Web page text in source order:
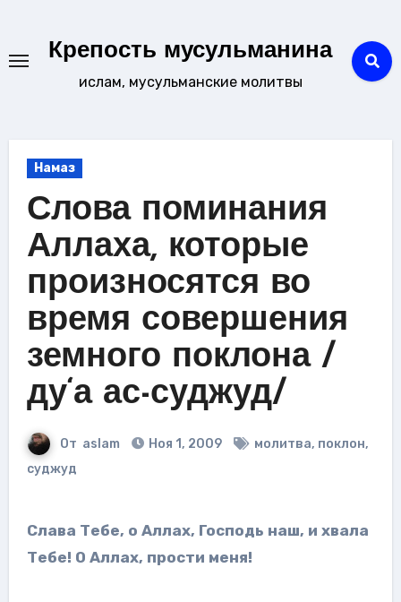
содержаниюКрепость мусульманина
ислам, мусульманские молитвы
Намаз
Слова поминания
Аллаха, которые
произносятся во
время совершения
земного поклона /
ду‘а ас-суджуд/
От aslam Ноя 1, 2009 молитва, поклон,
суджуд
Слава Тебе, о Аллах, Господь наш, и хвала
Тебе! О Аллах, прости меня!